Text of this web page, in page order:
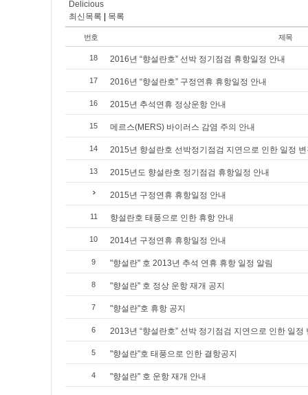
Delicious
최신목록
목록
번호 제목
18 2016년 “향설란호” 선박 정기점검 휴항일정 안내
17 2016년 “향설란호” 구정연휴 휴항일정 안내
16 2015년 추석연휴 정상운항 안내
15 메르스(MERS) 바이러스 감염 주의 안내
14 2015년 향설란호 선박정기점검 지연으로 인한 일정
13 2015년도 향설란호 정기점검 휴항일정 안내
2015년 구정연휴 휴항일정 안내
11 향설란호 태풍으로 인한 휴항 안내
10 2014년 구정연휴 휴항일정 안내
9 "향설란" 호 2013년 추석 연휴 휴항 일정 알림
8 "향설란" 호 정상 운항 재개 공지
7 "향설란"호 휴항 공지
6 2013년 “향설란호” 선박 정기점검 지연으로 인한 일정
5 "향설란"호 태풍으로 인한 결항공지
4 "향설란" 호 운항 재개 안내